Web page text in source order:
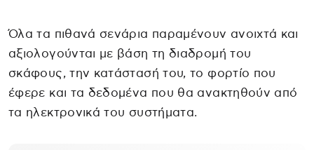
Όλα τα πιθανά σενάρια παραμένουν ανοιχτά και
αξιολογούνται με βάση τη διαδρομή του
σκάφους, την κατάστασή του, το φορτίο που
έφερε και τα δεδομένα που θα ανακτηθούν από
τα ηλεκτρονικά του συστήματα.